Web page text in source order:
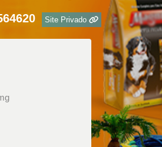
Site Privado